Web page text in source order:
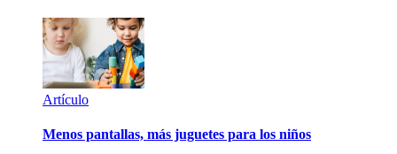
Artículo
Menos pantallas, más juguetes para los niños